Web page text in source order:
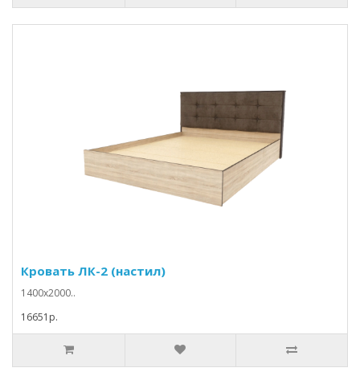
Кровать ЛК-2 (настил)
1400х2000..
16651p.